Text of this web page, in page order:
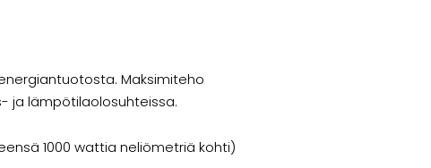
Maksimiteho
ja lämpötilaolosuhteissa.
1000 wattia neliömetriä kohti)